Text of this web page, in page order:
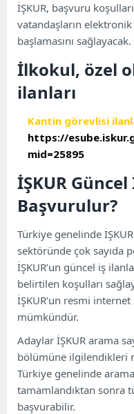
İŞKUR, başvuru
vatandaşların
başlamasını sağlayacak.
İlkokul, özel
ilanları
Kantin görevlisi
https://
mid=25895
İŞKUR
Başvurulur?
Türkiye genelinde
sektöründe çok sayıda
İŞKUR’un güncel iş
belirtilen koşulları
İŞKUR’un resmi
mümkündür.
Adaylar İŞKUR arama
bölümüne ilgilendikleri
Türkiye genelinde
tamamlandıktan sonra
başvurabilir.